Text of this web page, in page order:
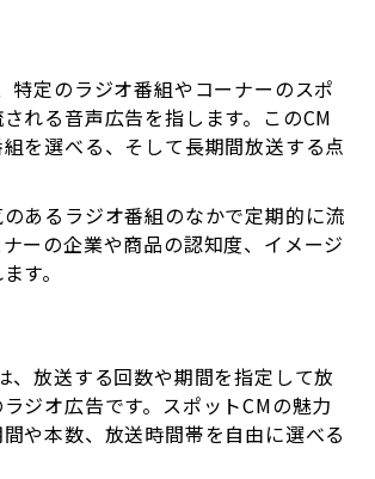
特定のラジオ番組やコーナーのスポ
れる音声広告を指します。このCM
を選べる、そして長期間放送する点
あるラジオ番組のなかで定期的に流
ーの企業や商品の認知度、イメージ
す。
、放送する回数や期間を指定して放
ジオ広告です。スポットCMの魅力
や本数、放送時間帯を自由に選べる